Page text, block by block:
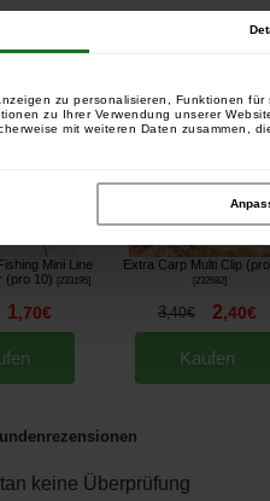
zu personalisieren, Funktionen
zu Ihrer Verwendung unserer
mit weiteren Daten zusammen,
Mini Line
(pro 10)
[233195]
1,70€
Extra Carp Multi Clip
232682]
3,40€ 2,40€
Kaufen
keine Überprüfung